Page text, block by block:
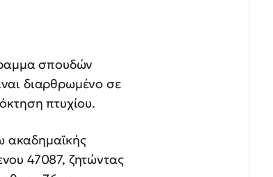
σπουδών
διαρθρωμένο σε
πτυχίου.
ακαδημαϊκής
47087, ζητώντας